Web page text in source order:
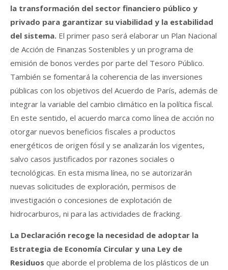
la transformación del sector financiero público y
privado para garantizar su viabilidad y la estabilidad
del sistema. El primer paso será elaborar un Plan Nacional
de Acción de Finanzas Sostenibles y un programa de
emisión de bonos verdes por parte del Tesoro Público.
También se fomentará la coherencia de las inversiones
públicas con los objetivos del Acuerdo de París, además de
integrar la variable del cambio climático en la política fiscal.
En este sentido, el acuerdo marca como línea de acción no
otorgar nuevos beneficios fiscales a productos
energéticos de origen fósil y se analizarán los vigentes,
salvo casos justificados por razones sociales o
tecnológicas. En esta misma línea, no se autorizarán
nuevas solicitudes de exploración, permisos de
investigación o concesiones de explotación de
hidrocarburos, ni para las actividades de fracking.
La Declaración recoge la necesidad de adoptar la
Estrategia de Economía Circular y una Ley de
Residuos que aborde el problema de los plásticos de un